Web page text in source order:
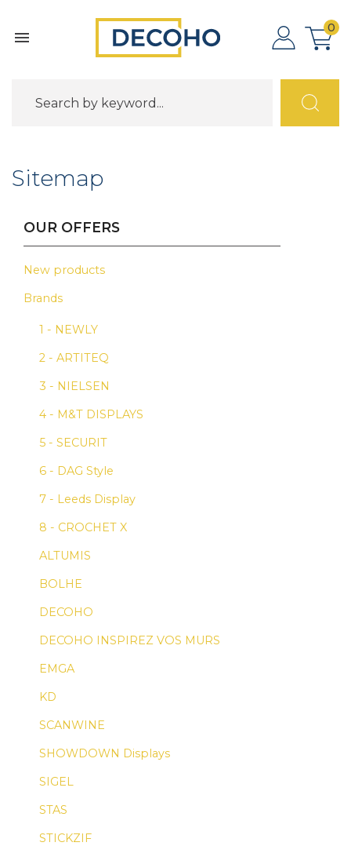

0
Sitemap
OUR OFFERS
New products
Brands
1 - NEWLY
2 - ARTITEQ
3 - NIELSEN
4 - M&T DISPLAYS
5 - SECURIT
6 - DAG Style
7 - Leeds Display
8 - CROCHET X
ALTUMIS
BOLHE
DECOHO
DECOHO INSPIREZ VOS MURS
EMGA
KD
SCANWINE
SHOWDOWN Displays
SIGEL
STAS
STICKZIF